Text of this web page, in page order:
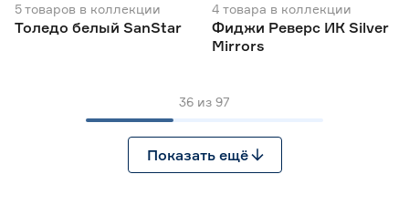
5товаров в коллекции
Толедо белый SanStar
4 товара в коллекции
Фиджи Реверс ИК Silver
Mirrors
36 из 97
Показать ещё